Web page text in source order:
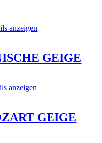
anzeigen
GEIGE
anzeigen
GEIGE